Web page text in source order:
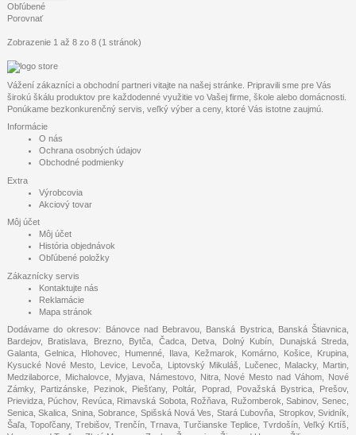
Obľúbené
Porovnať
Zobrazenie 1 až 8 zo 8 (1 stránok)
Vážení zákazníci a obchodní partneri vitajte na našej stránke. Pripravili sme pre Vás
širokú škálu produktov pre každodenné využitie vo Vašej firme, škole alebo domácnosti.
Ponúkame bezkonkurenčný servis, veľký výber a ceny, ktoré Vás istotne zaujmú.
Informácie
O nás
Ochrana osobných údajov
Obchodné podmienky
Extra
Výrobcovia
Akciový tovar
Môj účet
Môj účet
História objednávok
Obľúbené položky
Zákaznícky servis
Kontaktujte nás
Reklamácie
Mapa stránok
Dodávame do okresov: Bánovce nad Bebravou, Banská Bystrica, Banská Štiavnica,
Bardejov, Bratislava, Brezno, Bytča, Čadca, Detva, Dolný Kubín, Dunajská Streda,
Galanta, Gelnica, Hlohovec, Humenné, Ilava, Kežmarok, Komárno, Košice, Krupina,
Kysucké Nové Mesto, Levice, Levoča, Liptovský Mikuláš, Lučenec, Malacky, Martin,
Medzilaborce, Michalovce, Myjava, Námestovo, Nitra, Nové Mesto nad Váhom, Nové
Zámky, Partizánske, Pezinok, Piešťany, Poltár, Poprad, Považská Bystrica, Prešov,
Prievidza, Púchov, Revúca, Rimavská Sobota, Rožňava, Ružomberok, Sabinov, Senec,
Senica, Skalica, Snina, Sobrance, Spišská Nová Ves, Stará Ľubovňa, Stropkov, Svidník,
Šaľa, Topoľčany, Trebišov, Trenčín, Trnava, Turčianske Teplice, Tvrdošín, Veľký Krtíš,